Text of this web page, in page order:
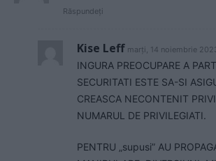
Răspundeți
Kise Leff marți, 14 noiembrie
INGURA PREOCUPARE A
SECURITATI ESTE SA-SI
CREASCA NECONTENIT
NUMARUL DE PRIVILEGIATI.
PENTRU „supusi” AU